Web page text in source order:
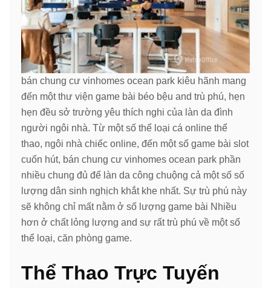
bán chung cư vinhomes ocean park kiêu hãnh mang
đến một thư viện game bài béo bệu and trù phú, hẹn
hẹn đều sở trường yêu thích nghi của làn da đình
người ngôi nhà. Từ một số thể loại cá online thể
thao, ngôi nhà chiếc online, đến một số game bài slot
cuốn hút, bán chung cư vinhomes ocean park phần
nhiều chung đủ để làn da công chuộng cả một số số
lượng dân sinh nghịch khắt khe nhất. Sự trù phú này
sẽ không chỉ mất nằm ở số lượng game bài Nhiều
hơn ở chất lỏng lượng and sự rất trù phú về một số
thể loại, căn phòng game.
Thể Thao Trực Tuyến